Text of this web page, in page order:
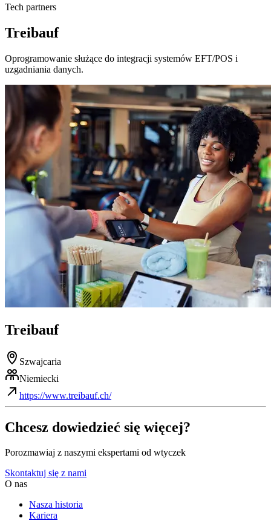
Tech partners
Treibauf
Oprogramowanie służące do integracji systemów EFT/POS i
uzgadniania danych.
Treibauf
Szwajcaria
Niemiecki
https://www.treibauf.ch/
Chcesz dowiedzieć się więcej?
Porozmawiaj z naszymi ekspertami od wtyczek
Skontaktuj się z nami
O nas
Nasza historia
Kariera